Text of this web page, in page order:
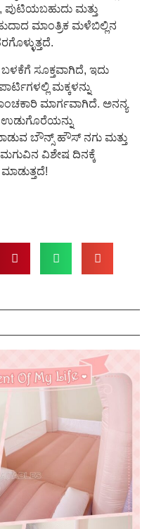
ಮತ್ತು
ಮಾಂತ್ರಿಕ ಮಳೆಬಿಲ್ಲಿನ
ಸೂಕ್ತವಾಗಿದೆ, ಇದು
ಮಕ್ಕಳನ್ನು
ಮಾರ್ಗವಾಗಿದೆ. ಅನನ್ಯ
ಉಡುಗೊರೆಯನ್ನು
ಬೌನ್ಸ್ ಹೌಸ್ ನಗು ಮತ್ತು
ಮಗುವಿನ ವಿಶೇಷ ದಿನಕ್ಕೆ